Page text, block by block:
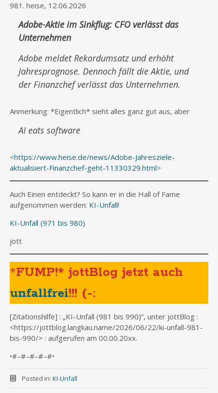
981. heise, 12.06.2026
Adobe-Aktie im Sinkflug: CFO verlässt das
Unternehmen
Adobe meldet Rekordumsatz und erhöht
Jahresprognose. Dennoch fällt die Aktie, und
der Finanzchef verlässt das Unternehmen.
Anmerkung: *Eigentlich* sieht alles ganz gut aus, aber
AI eats software
<https://www.heise.de/news/Adobe-Jahresziele-
aktualisiert-Finanzchef-geht-11330329.html>
Auch Einen entdeckt? So kann er in die Hall of Fame
aufgenommen werden: KI-Unfall!
KI-Unfall (971 bis 980)
jott
*FUMP!* jottBlog jetzt auch
unfallfrei!!! (-:
[Zitationshilfe] : „KI-Unfall (981 bis 990)“, unter jottBlog :
<https://jottblog.langkau.name/2026/06/22/ki-unfall-981-
bis-990/> : aufgerufen am 00.00.20xx.
•#–#–#–#–#•
Posted in: KI-Unfall